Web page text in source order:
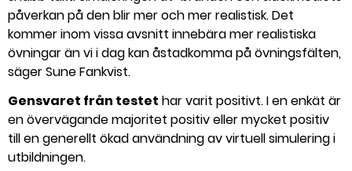
påverkan på den blir mer och mer realistisk. Det
kommer inom vissa avsnitt innebära mer realistiska
övningar än vi i dag kan åstadkomma på övningsfälten,
säger Sune Fankvist.
Gensvaret från testet har varit positivt. I en enkät är
en övervägande majoritet positiv eller mycket positiv
till en generellt ökad användning av virtuell simulering i
utbildningen.